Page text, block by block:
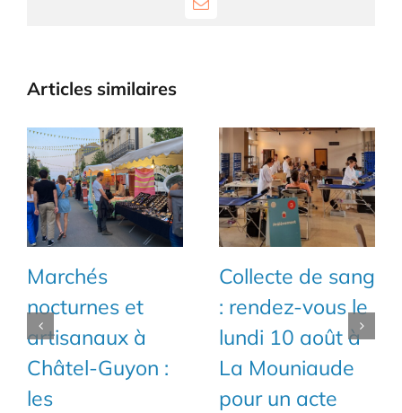
Email
Articles similaires
Marchés
nocturnes et
artisanaux à
Châtel-Guyon :
les
Collecte de sang
: rendez-vous le
lundi 10 août à
La Mouniaude
pour un acte